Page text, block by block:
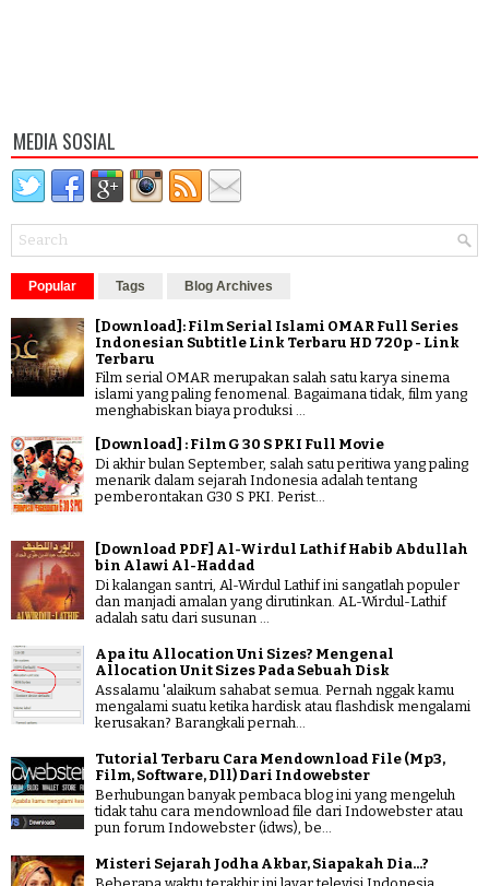
MEDIA SOSIAL
Popular Tags Blog Archives
[Download]: Film Serial Islami OMAR Full Series
Indonesian Subtitle Link Terbaru HD 720p - Link
Terbaru
Film serial OMAR merupakan salah satu karya sinema
islami yang paling fenomenal. Bagaimana tidak, film yang
menghabiskan biaya produksi ...
[Download] : Film G 30 S PKI Full Movie
Di akhir bulan September, salah satu peritiwa yang paling
menarik dalam sejarah Indonesia adalah tentang
pemberontakan G30 S PKI. Perist...
[Download PDF] Al-Wirdul Lathif Habib Abdullah
bin Alawi Al-Haddad
Di kalangan santri, Al-Wirdul Lathif ini sangatlah populer
dan manjadi amalan yang dirutinkan. AL-Wirdul-Lathif
adalah satu dari susunan ...
Apa itu Allocation Uni Sizes? Mengenal
Allocation Unit Sizes Pada Sebuah Disk
Assalamu 'alaikum sahabat semua. Pernah nggak kamu
mengalami suatu ketika hardisk atau flashdisk mengalami
kerusakan? Barangkali pernah...
Tutorial Terbaru Cara Mendownload File (Mp3,
Film, Software, Dll) Dari Indowebster
Berhubungan banyak pembaca blog ini yang mengeluh
tidak tahu cara mendownload file dari Indowebster atau
pun forum Indowebster (idws), be...
Misteri Sejarah Jodha Akbar, Siapakah Dia...?